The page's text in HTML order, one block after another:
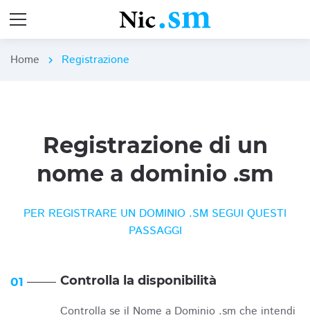
Home chevron_right Registrazione
Registrazione di un
nome a dominio .sm
PER REGISTRARE UN DOMINIO .SM SEGUI QUESTI
PASSAGGI
01 Controlla la disponibilità
Controlla se il Nome a Dominio .sm che intendi